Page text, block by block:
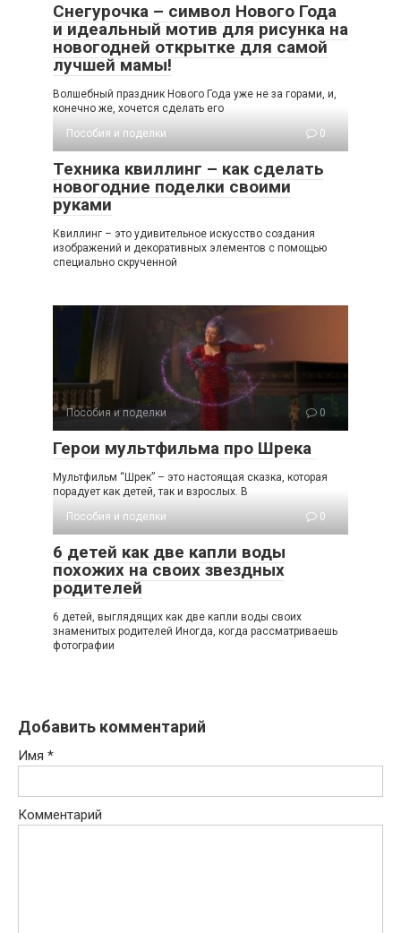
Снегурочка – символ Нового Года
и идеальный мотив для рисунка на
новогодней открытке для самой
лучшей мамы!
Волшебный праздник Нового Года уже не за горами, и,
конечно же, хочется сделать его
Пособия и поделки
0
Техника квиллинг – как сделать
новогодние поделки своими
руками
Квиллинг – это удивительное искусство создания
изображений и декоративных элементов с помощью
специально скрученной
Пособия и поделки 0
Герои мультфильма про Шрека
Мультфильм “Шрек” – это настоящая сказка, которая
порадует как детей, так и взрослых. В
Пособия и поделки
0
6 детей как две капли воды
похожих на своих звездных
родителей
6 детей, выглядящих как две капли воды своих
знаменитых родителей Иногда, когда рассматриваешь
фотографии
Добавить комментарий
Имя *
Комментарий